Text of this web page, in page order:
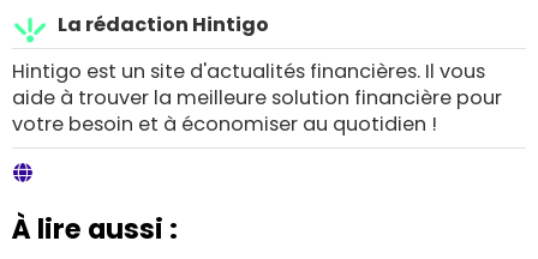
La rédaction Hintigo
Hintigo est un site d'actualités financières. Il vous
aide à trouver la meilleure solution financière pour
votre besoin et à économiser au quotidien !
À lire aussi :